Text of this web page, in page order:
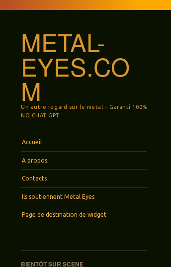
METAL-
EYES.CO
M
Un autre regard sur le metal – Garanti 100%
NO CHAT GPT
Aller au contenu principal
Accueil
A propos
Contacts
Ils soutiennent Metal Eyes
Page de destination de widget
BIENTÔT SUR SCENE